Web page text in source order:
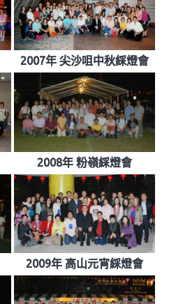
2007年 尖沙咀中秋綵燈會
2008年 粉嶺綵燈會
2009年 高山元宵綵燈會